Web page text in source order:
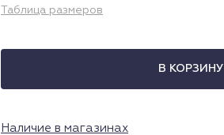
Таблица размеров
В КОРЗИНУ
Наличие в магазинах